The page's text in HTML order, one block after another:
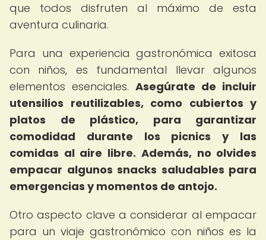
que todos disfruten al máximo de esta
aventura culinaria.
Para una experiencia gastronómica exitosa
con niños, es fundamental llevar algunos
elementos esenciales. Asegúrate de incluir
utensilios reutilizables, como cubiertos y
platos de plástico, para garantizar
comodidad durante los picnics y las
comidas al aire libre. Además, no olvides
empacar algunos snacks saludables para
emergencias y momentos de antojo.
Otro aspecto clave a considerar al empacar
para un viaje gastronómico con niños es la